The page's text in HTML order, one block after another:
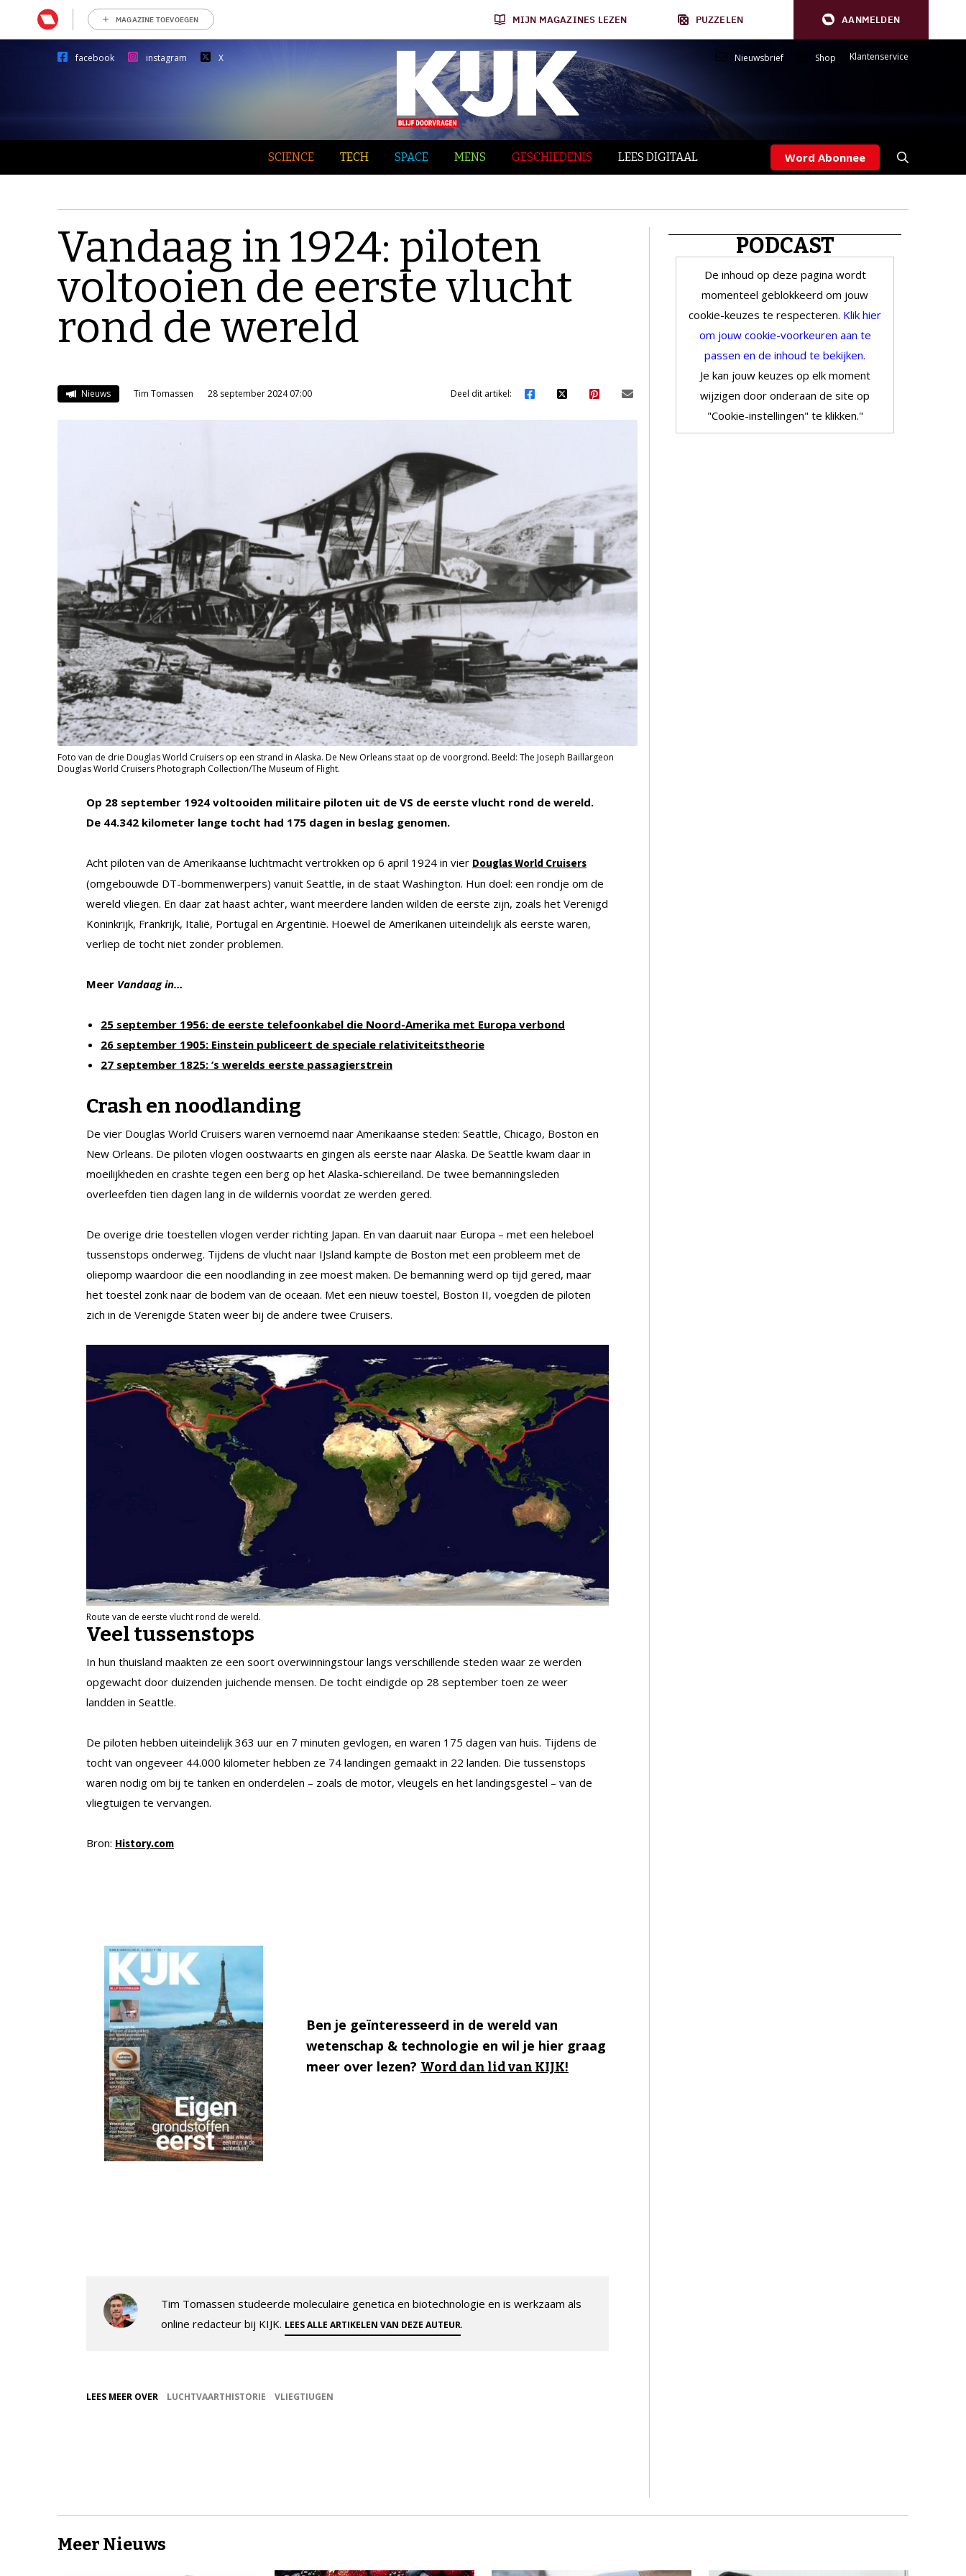
MAGAZINE TOEVOEGEN MIJN MAGAZINES LEZEN PUZZELEN AANMELDEN
facebook instagram X Nieuwsbrief Shop Klantenservice
SCIENCE TECH SPACE MENS GESCHIEDENIS LEES DIGITAAL Word Abonnee
Vandaag in 1924: piloten
voltooien de eerste vlucht
rond de wereld
Nieuws Tim Tomassen 28 september 2024 07:00 Deel dit artikel:
Foto van de drie Douglas World Cruisers op een strand in Alaska. De New Orleans staat op de voorgrond. Beeld: The Joseph Baillargeon
Douglas World Cruisers Photograph Collection/The Museum of Flight.
Op 28 september 1924 voltooiden militaire piloten uit de VS de eerste vlucht rond de wereld.
De 44.342 kilometer lange tocht had 175 dagen in beslag genomen.
Acht piloten van de Amerikaanse luchtmacht vertrokken op 6 april 1924 in vier Douglas World Cruisers
(omgebouwde DT-bommenwerpers) vanuit Seattle, in de staat Washington. Hun doel: een rondje om de
wereld vliegen. En daar zat haast achter, want meerdere landen wilden de eerste zijn, zoals het Verenigd
Koninkrijk, Frankrijk, Italië, Portugal en Argentinië. Hoewel de Amerikanen uiteindelijk als eerste waren,
verliep de tocht niet zonder problemen.
Meer Vandaag in…
25 september 1956: de eerste telefoonkabel die Noord-Amerika met Europa verbond
26 september 1905: Einstein publiceert de speciale relativiteitstheorie
27 september 1825: ’s werelds eerste passagierstrein
Crash en noodlanding
De vier Douglas World Cruisers waren vernoemd naar Amerikaanse steden: Seattle, Chicago, Boston en
New Orleans. De piloten vlogen oostwaarts en gingen als eerste naar Alaska. De Seattle kwam daar in
moeilijkheden en crashte tegen een berg op het Alaska-schiereiland. De twee bemanningsleden
overleefden tien dagen lang in de wildernis voordat ze werden gered.
De overige drie toestellen vlogen verder richting Japan. En van daaruit naar Europa – met een heleboel
tussenstops onderweg. Tijdens de vlucht naar IJsland kampte de Boston met een probleem met de
oliepomp waardoor die een noodlanding in zee moest maken. De bemanning werd op tijd gered, maar
het toestel zonk naar de bodem van de oceaan. Met een nieuw toestel, Boston II, voegden de piloten
zich in de Verenigde Staten weer bij de andere twee Cruisers.
Route van de eerste vlucht rond de wereld.
Veel tussenstops
In hun thuisland maakten ze een soort overwinningstour langs verschillende steden waar ze werden
opgewacht door duizenden juichende mensen. De tocht eindigde op 28 september toen ze weer
landden in Seattle.
De piloten hebben uiteindelijk 363 uur en 7 minuten gevlogen, en waren 175 dagen van huis. Tijdens de
tocht van ongeveer 44.000 kilometer hebben ze 74 landingen gemaakt in 22 landen. Die tussenstops
waren nodig om bij te tanken en onderdelen – zoals de motor, vleugels en het landingsgestel – van de
vliegtuigen te vervangen.
Bron: History.com
Ben je geïnteresseerd in de wereld van
wetenschap & technologie en wil je hier graag
meer over lezen? Word dan lid van KIJK!
Tim Tomassen studeerde moleculaire genetica en biotechnologie en is werkzaam als
online redacteur bij KIJK. LEES ALLE ARTIKELEN VAN DEZE AUTEUR.
LEES MEER OVER LUCHTVAARTHISTORIE VLIEGTIUGEN
PODCAST
De inhoud op deze pagina wordt
momenteel geblokkeerd om jouw
cookie-keuzes te respecteren. Klik hier
om jouw cookie-voorkeuren aan te
passen en de inhoud te bekijken.
Je kan jouw keuzes op elk moment
wijzigen door onderaan de site op
"Cookie-instellingen" te klikken."
Meer Nieuws